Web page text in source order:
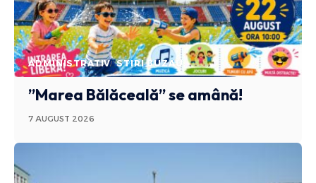
ADMINISTRATIV STIRI BUZAU
”Marea Bălăceală” se amână!
7 AUGUST 2026